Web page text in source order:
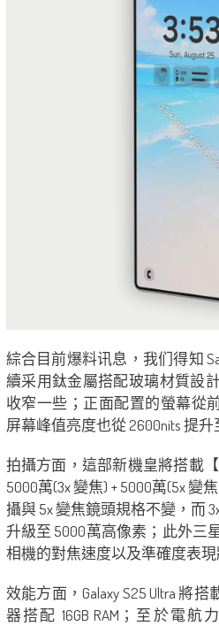
綜合目前爆料讯息，我们得知
續采用鈦金屬搭配玻璃材質設
收窄一些；正面配置的螢幕從
屏幕峰值亮度也從 2600nits 提升
拍攝方面，這部新機皇將搭載【
5000萬(3x 變焦) + 5000萬(5x 變
攝與 5x 變焦鏡頭規格不變，而
升級至 5000萬高像素；此外三
相機的對焦速度以及準確度表現
效能方面，Galaxy S25 Ultra 將
器搭配 16GB RAM；至於電